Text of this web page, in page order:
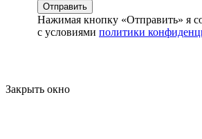
Отправить
Нажимая кнопку «Отправить» я
с условиями политики
Закрыть окно